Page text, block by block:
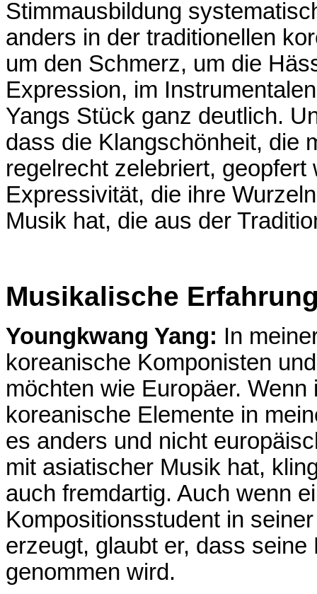
Stimmausbildung
anders in der traditionellen
um den Schmerz, um die
Expression, im
Yangs Stück ganz deutlich.
dass die Klangschönheit, die
regelrecht zelebriert,
Expressivität, die ihre
Musik hat, die aus der
Musikalische
Youngkwang Yang: In
koreanische Komponisten
möchten wie Europäer.
koreanische Elemente in
es anders und nicht
mit asiatischer Musik hat,
auch fremdartig. Auch wenn
Kompositionsstudent in
erzeugt, glaubt er, dass
genommen wird.